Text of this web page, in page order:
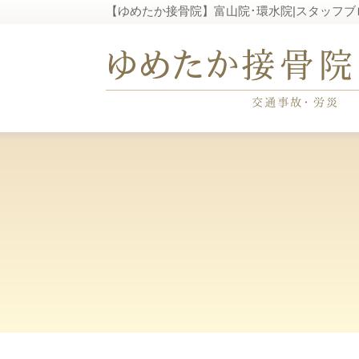
【ゆめたか接骨院】富山院･環水院|スタッフブ